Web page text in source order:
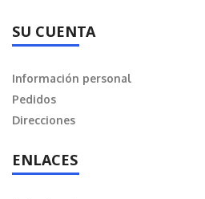
SU CUENTA
Información personal
Pedidos
Direcciones
ENLACES